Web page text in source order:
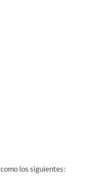
los siguientes: